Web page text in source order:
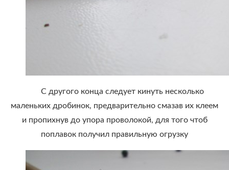
С другого конца следует кинуть несколько
маленьких дробинок, предварительно смазав их клеем
и пропихнув до упора проволокой, для того чтоб
поплавок получил правильную огрузку